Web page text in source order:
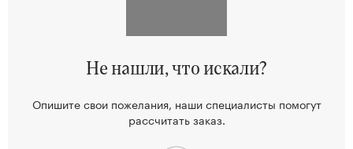
Не нашли,что искали?
Опишите свои пожелания, нашиспециалисты помогут
рассчитать заказ.